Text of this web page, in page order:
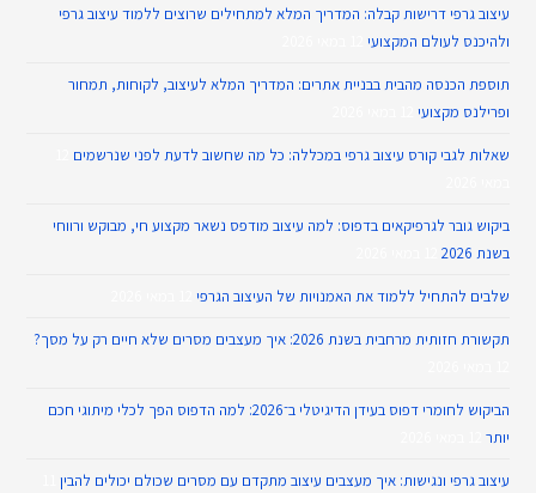
עיצוב גרפי דרישות קבלה: המדריך המלא למתחילים שרוצים ללמוד עיצוב גרפי
ולהיכנס לעולם המקצועי
תוספת הכנסה מהבית בבניית אתרים: המדריך המלא לעיצוב, לקוחות, תמחור
ופרילנס מקצועי
שאלות לגבי קורס עיצוב גרפי במכללה: כל מה שחשוב לדעת לפני שנרשמים
ביקוש גובר לגרפיקאים בדפוס: למה עיצוב מודפס נשאר מקצוע חי, מבוקש ורווחי
בשנת 2026
שלבים להתחיל ללמוד את האמנויות של העיצוב הגרפי
תקשורת חזותית מרחבית בשנת 2026: איך מעצבים מסרים שלא חיים רק על מסך?
הביקוש לחומרי דפוס בעידן הדיגיטלי ב־2026: למה הדפוס הפך לכלי מיתוגי חכם
יותר
עיצוב גרפי ונגישות: איך מעצבים עיצוב מתקדם עם מסרים שכולם יכולים להבין